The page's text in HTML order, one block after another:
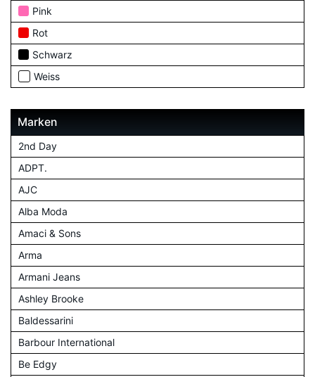
Pink
Rot
Schwarz
Weiss
Marken
2nd Day
ADPT.
AJC
Alba Moda
Amaci & Sons
Arma
Armani Jeans
Ashley Brooke
Baldessarini
Barbour International
Be Edgy